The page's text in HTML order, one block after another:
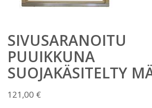
SIVUSARANOITU
PUUIKKUNA
SUOJAKÄSITELTY
121,00 €